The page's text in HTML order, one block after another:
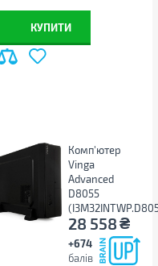
може змінювати
характеристики,
вигляд і
товарів без
КУПИТИ
Комп'ютер
Vinga
Advanced
D8055
28 558₴
+674
балів